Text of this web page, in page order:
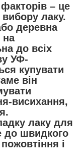
– це
лаку.
деревна
на
до всіх
УФ-
купувати
він
висихання,
лаку для
до швидкого
і